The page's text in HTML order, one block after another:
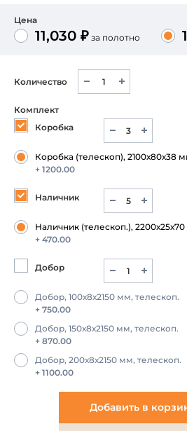
Цена
11,030 ₽ за полотно
Количество
Комплект
Коробка
Коробка (телескоп), 2100х80х38
+ 1200.00
Наличник
Наличник (телескоп.),
+ 470.00
Добор
Добор, 100х8х2150 мм, телескоп.
+ 750.00
Добор, 150х8х2150 мм, телескоп.
+ 870.00
Добор, 200х8х2150 мм, телескоп.
+ 1100.00
Добавить в